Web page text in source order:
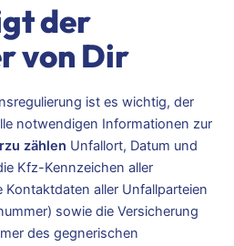
der
von Dir
ist es wichtig, der
notwendigen Informationen zur
zählen Unfallort, Datum und
Kfz-Kennzeichen aller
Kontaktdaten aller Unfallparteien
sowie die Versicherung
des gegnerischen